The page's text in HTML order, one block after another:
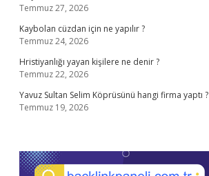
Temmuz 27, 2026
Kaybolan cüzdan için ne yapılır ?
Temmuz 24, 2026
Hristiyanlığı yayan kişilere ne denir ?
Temmuz 22, 2026
Yavuz Sultan Selim Köprüsünü hangi firma yaptı ?
Temmuz 19, 2026